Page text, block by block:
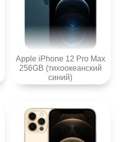
Apple iPhone 12 Pro Max
256GB (тихоокеанский
синий)